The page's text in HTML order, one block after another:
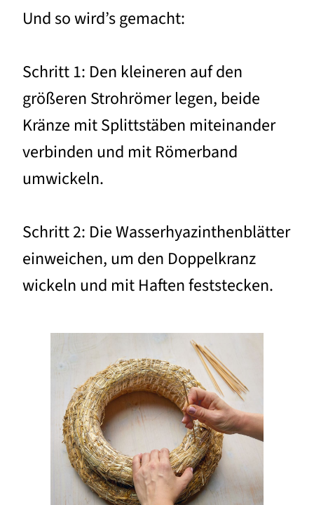
Und so wird’s gemacht:
Schritt 1: Den kleineren auf den
größeren Strohrömer legen, beide
Kränze mit Splittstäben miteinander
verbinden und mit Römerband
umwickeln.
Schritt 2: Die Wasserhyazinthenblätter
einweichen, um den Doppelkranz
wickeln und mit Haften feststecken.